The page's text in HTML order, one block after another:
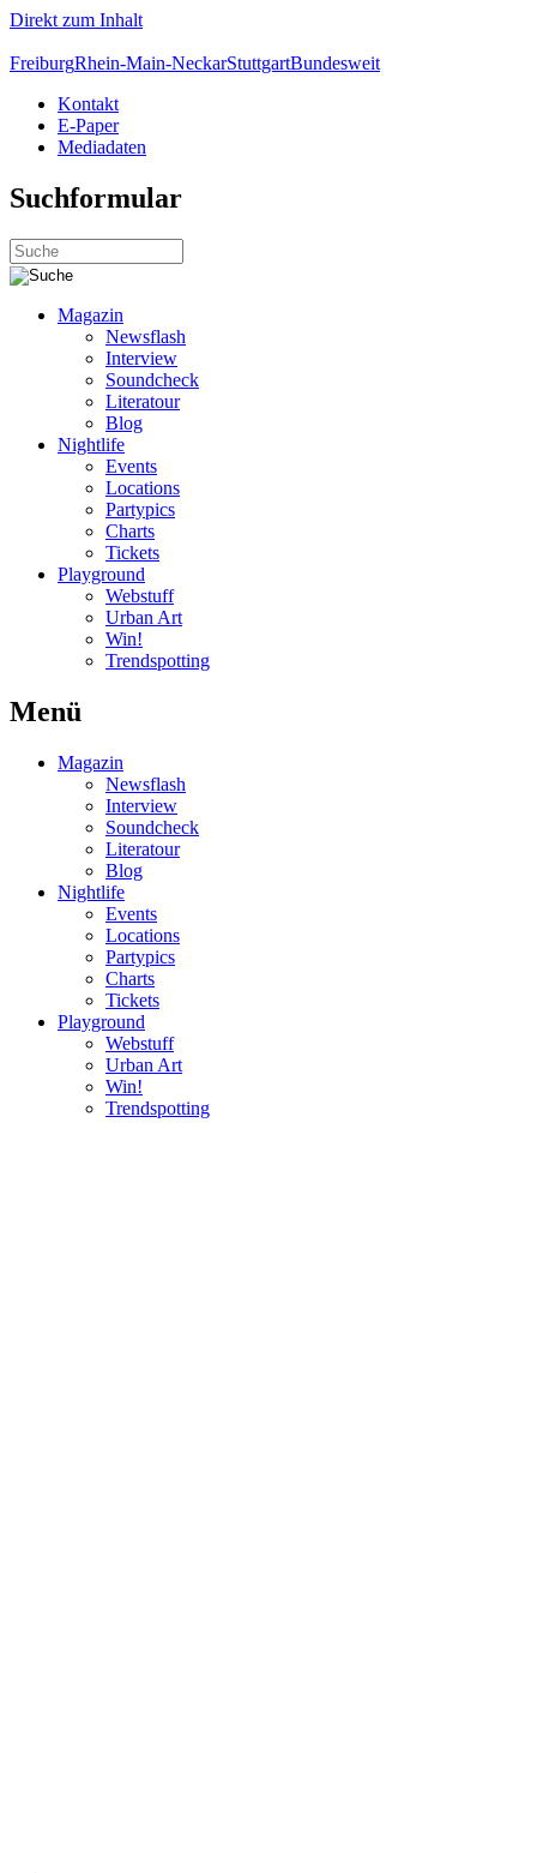
Direkt zum Inhalt
FreiburgRhein-Main-NeckarStuttgartBundesweit
Kontakt
E-Paper
Mediadaten
Suchformular
Magazin
Newsflash
Interview
Soundcheck
Literatour
Blog
Nightlife
Events
Locations
Partypics
Charts
Tickets
Playground
Webstuff
Urban Art
Win!
Trendspotting
Menü
Magazin
Newsflash
Interview
Soundcheck
Literatour
Blog
Nightlife
Events
Locations
Partypics
Charts
Tickets
Playground
Webstuff
Urban Art
Win!
Trendspotting